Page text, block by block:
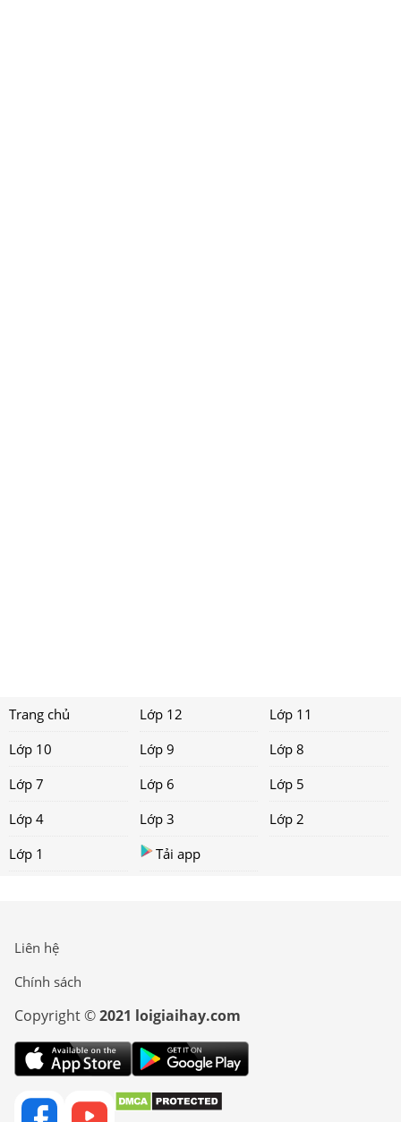
Trang chủ Lớp 12
Lớp 11
Lớp 10
Lớp 9
Lớp 8
Lớp 7
Lớp 6
Lớp 5
Lớp 4
Lớp 3
Lớp 2
Lớp 1
Tải app
Liên hệ
Chính sách
Copyright ©2021 loigiaihay.com